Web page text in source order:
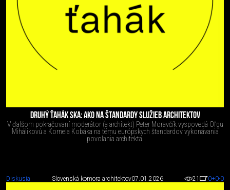
DRUHÝ ŤAHÁK SKA: AKO NA ŠTANDARDY SLUŽIEB ARCHITEKTOV
V ďalšom pokračovaní moderátor (a architekt) Peter Moravčík vyspovedá Oľgu
Mihálikovú a Kornela Kobáka na tému európskych štandardov vykonávania
povolania architekta.
Diskusia Slovenská komora architektov07.01.2026 21 0+0-0